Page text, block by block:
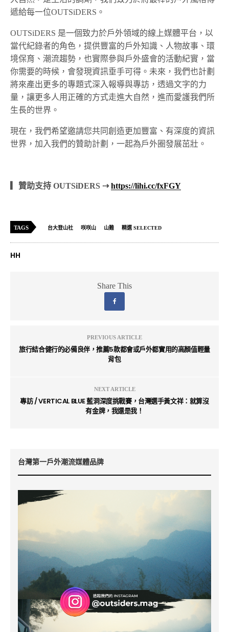
遞給每一位OUTSiDERS。
OUTSiDERS 是一個致力於戶外領域的線上媒體平台，以
當代紀錄者的角色，提供豐富的戶外知識、人物故事、環
境保育、潮流趨勢，也實際參與戶外盛會的活動紀實，當
你需要的時候，會發現資訊垂手可得。未來，我們也計劃
將來產出更多的專題式深入報導與專訪，透過文字的力
量，讓更多人用正確的方式走進大自然，進而愛護我們所
生長的世界。
現在，我們希望邀請您共同創造更加豐富、有深度的資訊
世界，加入我們的贊助計劃，一起為戶外圈發展茁壯。
▎贊助支持 OUTSiDERS ⇢https://lihi.cc/fxFGY
TAGS 台大登山社 咲咲山 山難 精選 SELECTED
HH
Share This
PREVIOUS ARTICLE
旅行結合健行的必備良伴，推薦5款都會或戶外都實用的高顏值輕量
背包
NEXT ARTICLE
專訪 / VERTICAL BLUE 藍洞深度挑戰賽，台灣選手黃文祥：就算沒
有金牌，我還是我！
台灣第一戶外潮流媒體品牌